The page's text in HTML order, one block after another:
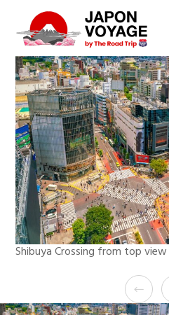
Shibuya Crossing from top